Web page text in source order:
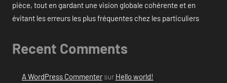
pièce, tout en gardant une vision globale cohérente et en
évitant les erreurs les plus fréquentes chez les particuliers
Recent Comments
A WordPress Commentersur Hello world!